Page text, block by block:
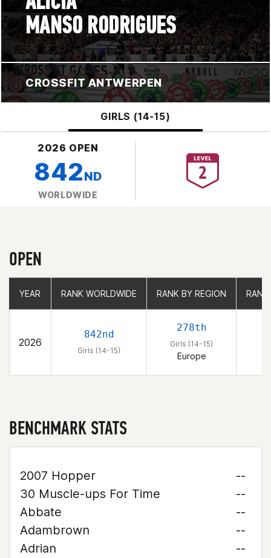
MANSO RODRIGUES
CROSSFIT ANTWERPEN
GIRLS (14-15)
2026 OPEN
842ND
WORLDWIDE
OPEN
YEAR RANK WORLDWIDE RANK BY REGION
2026
842nd
Girls (14-15)
278th
Girls (14-15)
Europe
YEAR RANK WORLDWIDE RANK BY REGION
BENCHMARK STATS
2007 Hopper
--
30 Muscle-ups For Time
--
Abbate
--
Adambrown
--
Adrian
--